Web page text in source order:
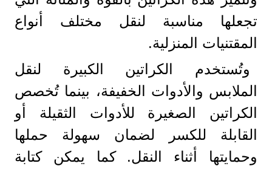
تجعلها مناسبة لنقل مختلف أنواع
المقتنيات المنزلية.
وتُستخدم الكراتين الكبيرة لنقل
الملابس والأدوات الخفيفة، بينما تُخصص
الكراتين الصغيرة للأدوات الثقيلة أو
القابلة للكسر لضمان سهولة حملها
وحمايتها أثناء النقل. كما يمكن كتابة